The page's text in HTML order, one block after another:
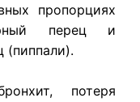
пропорциях
перец и
(пиппали).
потеря